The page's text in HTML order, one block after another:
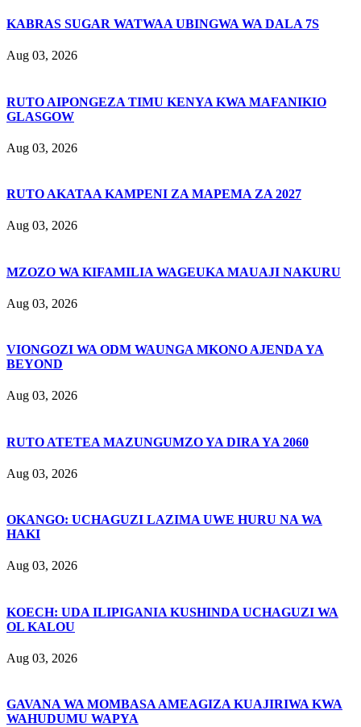
KABRAS SUGAR WATWAA UBINGWA WA DALA 7S
Aug 03, 2026
RUTO AIPONGEZA TIMU KENYA KWA MAFANIKIO
GLASGOW
Aug 03, 2026
RUTO AKATAA KAMPENI ZA MAPEMA ZA 2027
Aug 03, 2026
MZOZO WA KIFAMILIA WAGEUKA MAUAJI NAKURU
Aug 03, 2026
VIONGOZI WA ODM WAUNGA MKONO AJENDA YA
BEYOND
Aug 03, 2026
RUTO ATETEA MAZUNGUMZO YA DIRA YA 2060
Aug 03, 2026
OKANGO: UCHAGUZI LAZIMA UWE HURU NA WA
HAKI
Aug 03, 2026
KOECH: UDA ILIPIGANIA KUSHINDA UCHAGUZI WA
OL KALOU
Aug 03, 2026
GAVANA WA MOMBASA AMEAGIZA KUAJIRIWA KWA
WAHUDUMU WAPYA